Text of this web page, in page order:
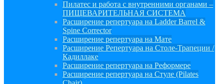
Пилатес и работа с внутренними органами –
ПИЩЕВАРИТЕЛЬНАЯ СИСТЕМА
Расширение репертуара на Ladder Barrel &
Spine Corrector
Расширение репертуара на Мате
Расширение Репертуара на Столе-Трапеции /
Кадиллаке
Расширение репертуара на Реформере
Расширение репертуара на Стуле (Pilates